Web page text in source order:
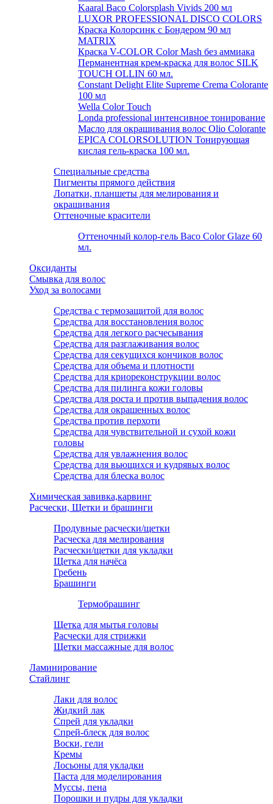
Kaaral Baco Colorsplash Vivids 200 мл
LUXOR PROFESSIONAL DISCO COLORS
Краска Колорсинк с Бондером 90 мл
MATRIX
Краска V-COLOR Color Mash без аммиака
Перманентная крем-краска для волос SILK
TOUCH OLLIN 60 мл.
Constant Delight Elite Supreme Crema Colorante
100 мл
Wella Color Touch
Londa professional интенсивное тонирование
Масло для окрашивания волос Olio Colorante
EPICA COLORSOLUTION Тонирующая
кислая гель-краска 100 мл.
Специальные средства
Пигменты прямого действия
Лопатки, планшеты для мелирования и
окрашивания
Оттеночные красители
Оттеночный колор-гель Baco Color Glaze 60
мл.
Оксиданты
Смывка для волос
Уход за волосами
Средства с термозащитой для волос
Средства для восстановления волос
Средства для легкого расчесывания
Средства для разглаживания волос
Средства для секущихся кончиков волос
Средства для объема и плотности
Средства для криореконструкции волос
Средства для пилинга кожи головы
Средства для роста и против выпадения волос
Средства для окрашенных волос
Средства против перхоти
Средства для чувствительной и сухой кожи
головы
Средства для увлажнения волос
Средства для вьющихся и кудрявых волос
Средства для блеска волос
Химическая завивка,карвинг
Расчески, Щетки и брашинги
Продувные расчески/щетки
Расческа для мелирования
Расчески/щетки для укладки
Щетка для начёса
Гребень
Брашинги
Термобрашинг
Щетка для мытья головы
Расчески для стрижки
Щетки массажные для волос
Ламинирование
Стайлинг
Лаки для волос
Жидкий лак
Спрей для укладки
Спрей-блеск для волос
Воски, гели
Кремы
Лосьоны для укладки
Паста для моделирования
Муссы, пена
Порошки и пудры для укладки